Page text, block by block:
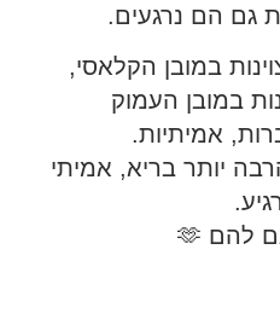
גם הם נרגעים.
במובן הקלאסי,
במובן העמוק
אמיתיות.
יותר בריא, אמיתי
להם 🫶